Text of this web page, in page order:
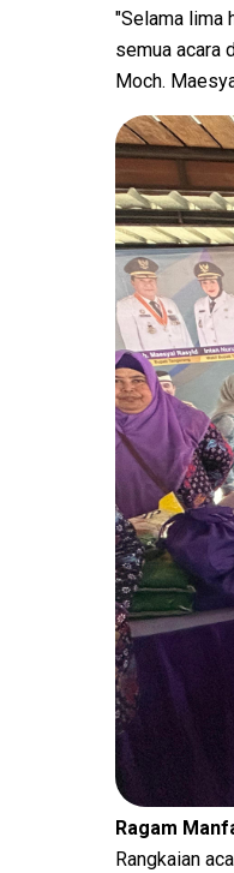
"Selama lima
semua acara
Moch.
Ragam
Rangkaian